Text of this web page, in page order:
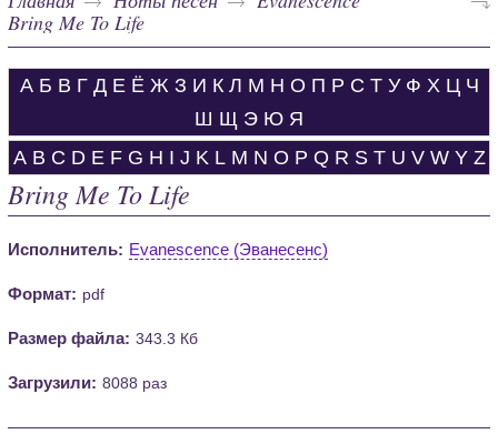
Bring Me To Life
А Б В Г Д Е Ё Ж З И К Л М Н О П Р С Т У Ф Х Ц Ч
Ш Щ Э Ю Я
A B C D E F G H I J K L M N O P Q R S T U V W Y Z
Bring Me To Life
Исполнитель: Evanescence (Эванесенс)
Формат: pdf
Размер файла: 343.3 Кб
Загрузили: 8088 раз